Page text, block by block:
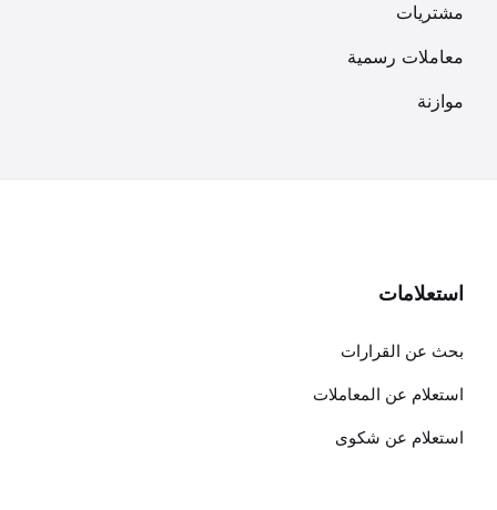
مشتريات
معاملات رسمية
موازنة
استعلامات
بحث عن القرارات
استعلام عن المعاملات
استعلام عن شكوى